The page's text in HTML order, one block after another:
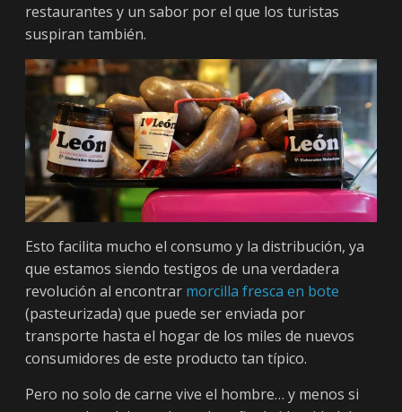
restaurantes y un sabor por el que los turistas
suspiran también.
Esto facilita mucho el consumo y la distribución, ya
que estamos siendo testigos de una verdadera
revolución al encontrar morcilla fresca en bote
(pasteurizada) que puede ser enviada por
transporte hasta el hogar de los miles de nuevos
consumidores de este producto tan típico.
Pero no solo de carne vive el hombre… y menos si